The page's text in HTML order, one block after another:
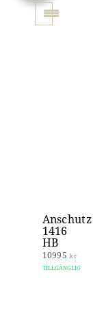
Toggle
Anschutz
1416
HB
10995 kr
TILLGÄNGLIG